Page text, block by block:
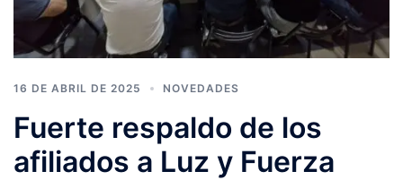
16 DE ABRIL DE 2025 NOVEDADES
Fuerte respaldo de los
afiliados a Luz y Fuerza